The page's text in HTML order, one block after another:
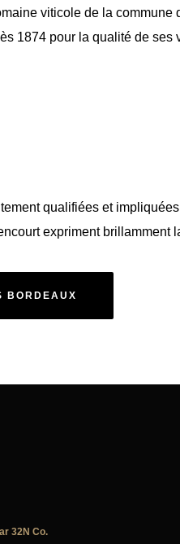
viticole de la
1874 pour la qualité de ses
qualifiées et
expriment brillamment
BORDEAUX
32N Co.